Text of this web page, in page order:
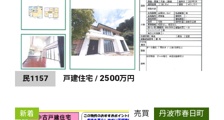
民1157 戸建住宅 / 2500万円
新着 売買 丹波市春日町